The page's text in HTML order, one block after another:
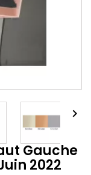

Gauche
2022